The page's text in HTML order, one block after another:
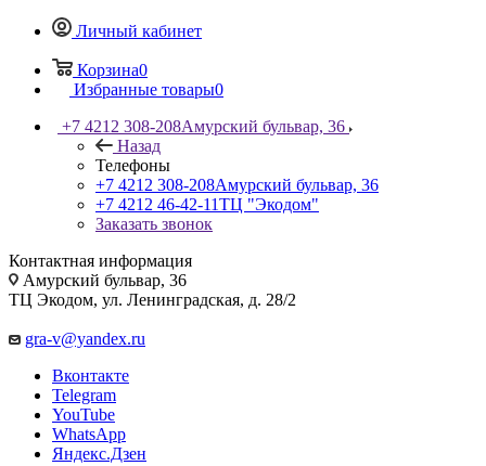
Личный кабинет
Корзина0
Избранные товары0
+7 4212 308-208Амурский бульвар, 36
Назад
Телефоны
+7 4212 308-208Амурский бульвар, 36
+7 4212 46-42-11ТЦ "Экодом"
Заказать звонок
Контактная информация
Амурский бульвар, 36
ТЦ Экодом, ул. Ленинградская, д. 28/2
gra-v@yandex.ru
Вконтакте
Telegram
YouTube
WhatsApp
Яндекс.Дзен